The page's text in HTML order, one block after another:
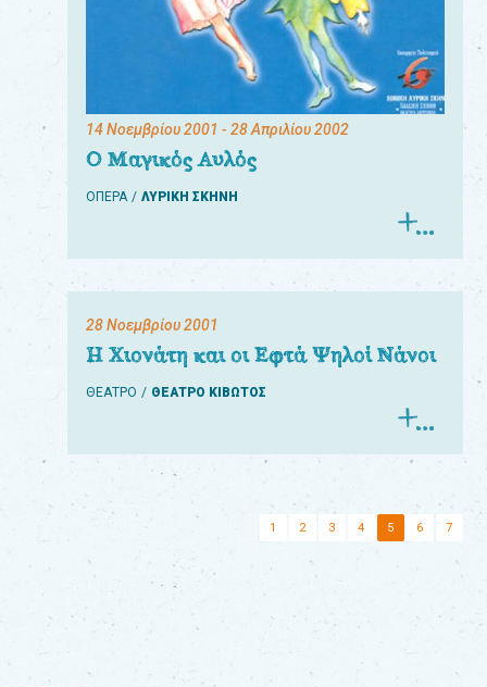
14 Νοεμβρίου 2001 - 28 Απριλίου 2002
Ο Μαγικός Αυλός
ΟΠΕΡΑ ΛΥΡΙΚΗ ΣΚΗΝΗ
28 Νοεμβρίου 2001
Η Χιονάτη και οι Εφτά Ψηλοί Νάνοι
ΘΕΑΤΡΟ ΘΕΑΤΡΟ ΚΙΒΩΤΟΣ
1 2 3 4 5 6 7